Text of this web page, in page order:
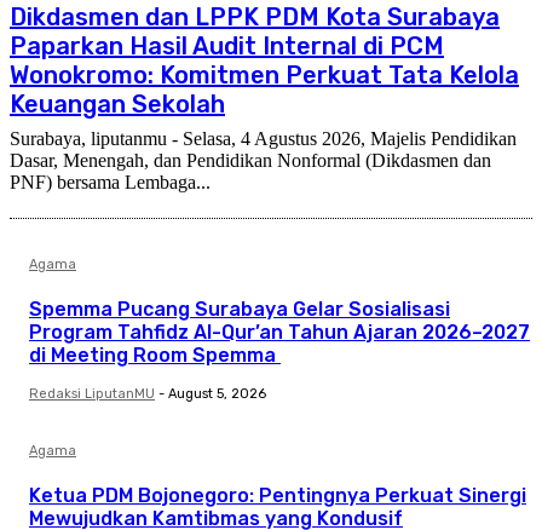
Dikdasmen dan LPPK PDM Kota Surabaya
Paparkan Hasil Audit Internal di PCM
Wonokromo: Komitmen Perkuat Tata Kelola
Keuangan Sekolah
Surabaya, liputanmu - Selasa, 4 Agustus 2026, Majelis Pendidikan
Dasar, Menengah, dan Pendidikan Nonformal (Dikdasmen dan
PNF) bersama Lembaga...
Agama
Spemma Pucang Surabaya Gelar Sosialisasi
Program Tahfidz Al-Qur’an Tahun Ajaran 2026–2027
di Meeting Room Spemma
Redaksi LiputanMU - August 5, 2026
Agama
Ketua PDM Bojonegoro: Pentingnya Perkuat Sinergi
Mewujudkan Kamtibmas yang Kondusif